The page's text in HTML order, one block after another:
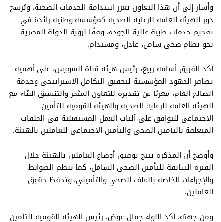
وأشار إلى أن هذا التعاون يعزز استدامة الخدمات الصحية، ويُرسخ
دور الهيئة العامة للرعاية الصحية كمؤسسة وطنية رائدة في
تقديم خدمات طبية عالية الجودة، وفقًا لرؤية الدولة المصرية
نحو نظام صحي شامل، عادل، ومستدام.
أكد الفريق أسامة ربيع، رئيس هيئة قناة السويس، على أهمية
تضافر الجهود المؤسسية لتحقيق التكامل الاستراتيجي وخدمة
الصالح العام، معربًا عن تقديره للتعاون المثمر والتنسيق البنّاء مع
الهيئة العامة للرعاية الصحية والهيئة القومية للتأمين
الاجتماعي للتوافق على آليات العمل المستقبلية في الملفات
المتعلقة بالتأمين الصحي والتأمين الاجتماعي للعاملين بالهيئة.
وأوضح أن المذكرة تتيح توفيق أوضاع العاملين بالهيئة خلال
الفترة السابقة للتأمين الصحي الشامل، كما تنظم الضوابط
والإجراءات الخاصة بالملف الصحي والتأميني، وتحفظ حقوق
العاملين.
ومن جهته، أكد اللواء جمال عوض، رئيس الهيئة القومية للتأمين